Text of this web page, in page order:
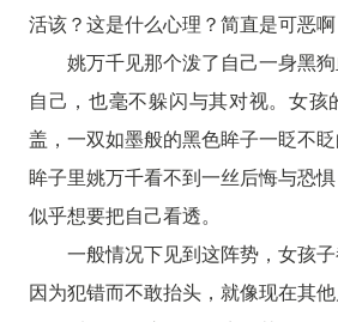
活该？这是什么心理？简直是可恶啊
姚万千见那个泼了自己一身黑
自己，也毫不躲闪与其对视。女孩
盖，一双如墨般的黑色眸子一眨不
眸子里姚万千看不到一丝后悔与恐
似乎想要把自己看透。
一般情况下见到这阵势，女孩
因为犯错而不敢抬头，就像现在其